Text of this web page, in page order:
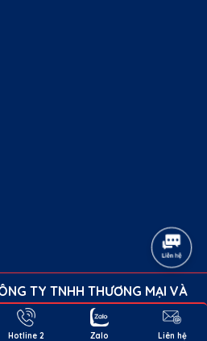
TY TNHH THƯƠNG MẠI VÀ
XUẤT HLT
cấp bởi
Hotline 2 Zalo Liên hệ